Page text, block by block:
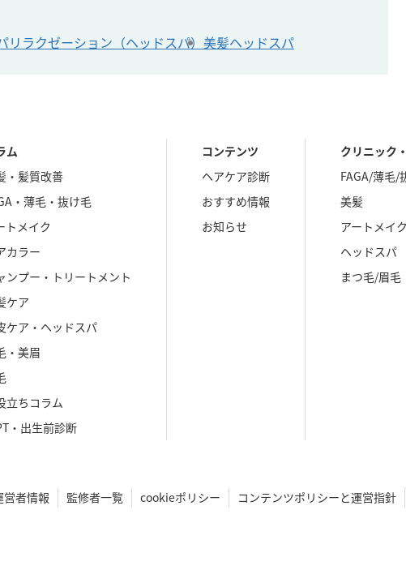
リラクゼーション（ヘッドスパ） 美髪ヘッドスパ
ム
・髪質改善
・薄毛・抜け毛
トメイク
カラー
ンプー・トリートメント
ケア
ケア・ヘッドスパ
・美眉
立ちコラム
・出生前診断
コンテンツ
ヘアケア診断
おすすめ情報
お知らせ
クリニック
FAGA/薄毛/
美髪
アートメイク
ヘッドスパ
まつ毛/眉毛
営者情報 監修者一覧 cookieポリシー コンテンツポリシーと運営指針